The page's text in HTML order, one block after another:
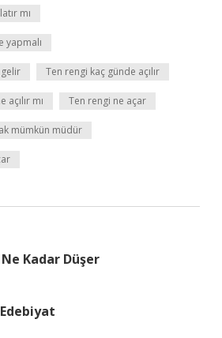
mı
yapmalı
Ten rengi kaç günde açılır
mı Ten rengi ne açar
mümkün müdür
Kadar Düşer